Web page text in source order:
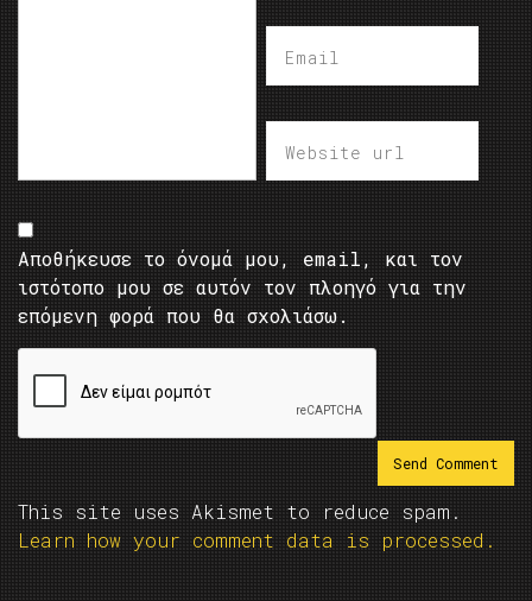
Αποθήκευσε το όνομά μου, email, και τον
ιστότοπο μου σε αυτόν τον πλοηγό για την
επόμενη φορά που θα σχολιάσω.
This site uses Akismet to reduce spam.
Learn how your comment data is processed.